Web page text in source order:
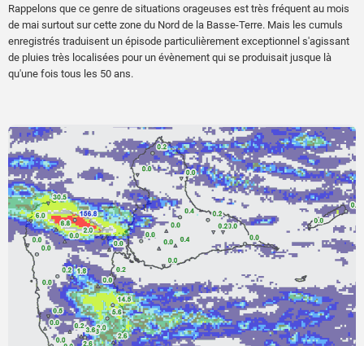
Rappelons que ce genre de situations orageuses est très fréquent au mois
de mai surtout sur cette zone du Nord de la Basse-Terre. Mais les cumuls
enregistrés traduisent un épisode particulièrement exceptionnel s'agissant
de pluies très localisées pour un évènement qui se produisait jusque là
qu'une fois tous les 50 ans.